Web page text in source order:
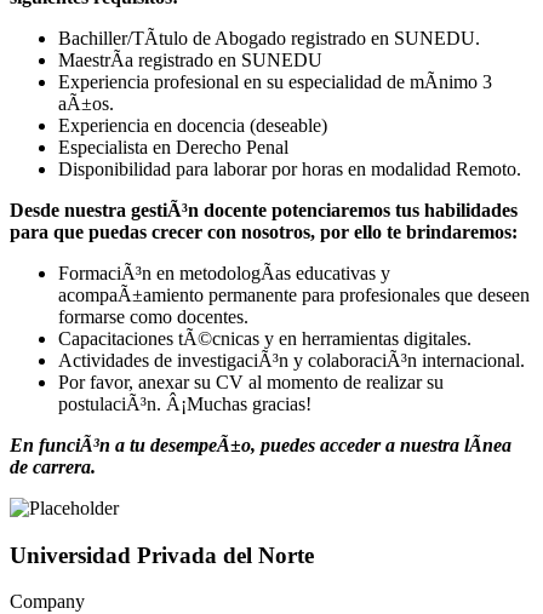
Bachiller/TÃ­tulo de Abogado registrado en SUNEDU.
MaestrÃ­a registrado en SUNEDU
Experiencia profesional en su especialidad de mÃ­nimo 3
aÃ±os.
Experiencia en docencia (deseable)
Especialista en Derecho Penal
Disponibilidad para laborar por horas en modalidad Remoto.
Desde nuestra gestiÃ³n docente potenciaremos tus habilidades
para que puedas crecer con nosotros, por ello te brindaremos:
FormaciÃ³n en metodologÃ­as educativas y
acompaÃ±amiento permanente para profesionales que deseen
formarse como docentes.
Capacitaciones tÃ©cnicas y en herramientas digitales.
Actividades de investigaciÃ³n y colaboraciÃ³n internacional.
Por favor, anexar su CV al momento de realizar su
postulaciÃ³n. Â¡Muchas gracias!
En funciÃ³n a tu desempeÃ±o, puedes acceder a nuestra lÃ­nea
de carrera.
Universidad Privada del Norte
Company